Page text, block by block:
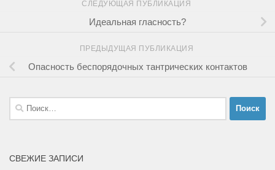
СЛЕДУЮЩАЯ ПУБЛИКАЦИЯ
Идеальная гласность?
ПРЕДЫДУЩАЯ ПУБЛИКАЦИЯ
Опасность беспорядочных тантрических контактов
Найти:
СВЕЖИЕ ЗАПИСИ